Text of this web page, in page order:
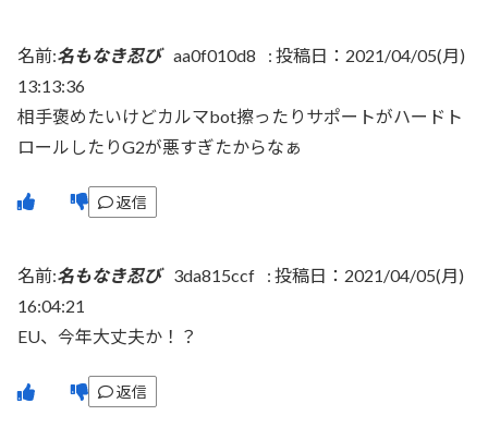
名前:名もなき忍び aa0f010d8 : 投稿日：2021/04/05(月)
13:13:36
相手褒めたいけどカルマbot擦ったりサポートがハードト
ロールしたりG2が悪すぎたからなぁ
返信
名前:名もなき忍び 3da815ccf : 投稿日：2021/04/05(月)
16:04:21
EU、今年大丈夫か！？
返信